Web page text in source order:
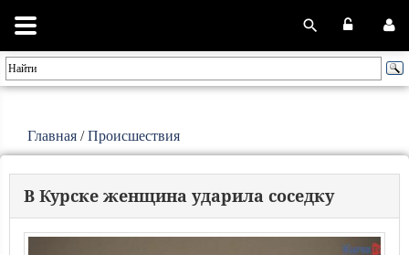
Главная /Происшествия
В Курске женщина ударила соседку